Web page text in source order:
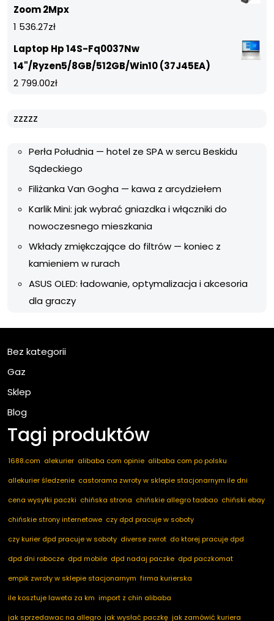
Zoom 2Mpx
1 536.27zł
Laptop Hp 14S-Fq0037Nw
14"/Ryzen5/8GB/512GB/Win10 (37J45EA)
2 799.00zł
zzzzz
Perła Południa — hotel ze SPA w sercu Beskidu
Sądeckiego
Filiżanka Van Gogha — kawa z arcydziełem
Karlik Mini: jak wybrać gniazdka i włączniki do
nowoczesnego mieszkania
Wkłady zmiękczające do filtrów — koniec z
kamieniem w rurach
ASUS OLED: ładowanie, optymalizacja i akcesoria
dla graczy
Bez kategorii
Gaz
Sklep
Blog
Tagi produktów
1688.com alekurier alibaba com opinie alibaba com po polsku
allekurier śledzenie castorama zwroty w sklepie stacjonarnym ile dni
cena wysyłki paczki chińska strona chińskie allegro taobao chiński ebay
chińskie strony internetowe czy dpd pracuje w soboty
czy kurier dpd pracuje w soboty diverse zwrot do ktorej pracuje dpd
dpd dni robocze dpd mobile dpd nadaj paczke dpd paczkomat
empik zwroty w sklepie stacjonarnym firma kurierska
ile kosztuje laweta za km import z chin alibaba
jak sprzedawac na allegro jak wysłać paczkę jak zamówić kuriera